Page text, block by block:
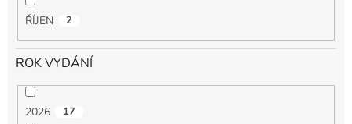
ŘÍJEN 2
ROK VYDÁNÍ
2026 17